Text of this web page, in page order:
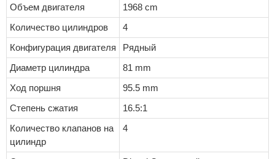
Объем двигателя
1968 cm
Количество цилиндров
4
Конфигурация двигателя
Рядный
Диаметр цилиндра
81 mm
Ход поршня
95.5 mm
Степень сжатия
16.5:1
Количество клапанов на
цилиндр
4